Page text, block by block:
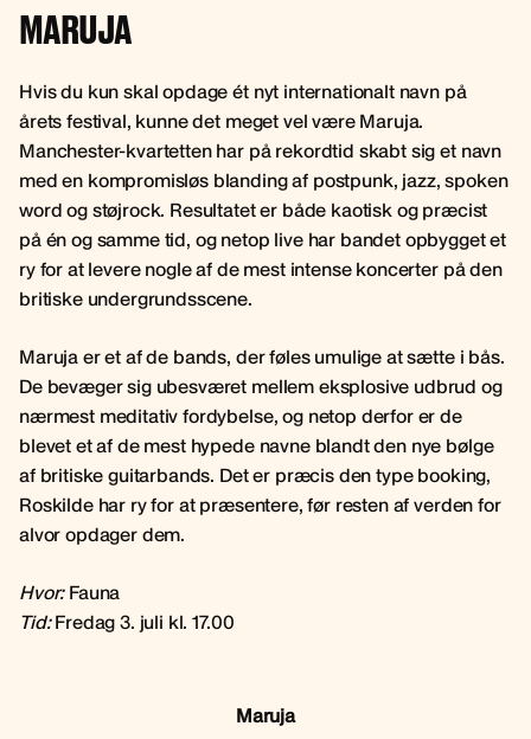
MARUJA
Hvis du kun skal opdage ét nyt internationalt navn på
årets festival, kunne det meget vel være Maruja.
Manchester-kvartetten har på rekordtid skabt sig et navn
med en kompromisløs blanding af postpunk, jazz, spoken
word og støjrock. Resultatet er både kaotisk og præcist
på én og samme tid, og netop live har bandet opbygget et
ry for at levere nogle af de mest intense koncerter på den
britiske undergrundsscene.
Maruja er et af de bands, der føles umulige at sætte i bås.
De bevæger sig ubesværet mellem eksplosive udbrud og
nærmest meditativ fordybelse, og netop derfor er de
blevet et af de mest hypede navne blandt den nye bølge
af britiske guitarbands. Det er præcis den type booking,
Roskilde har ry for at præsentere, før resten af verden for
alvor opdager dem.
Hvor:Fauna
Tid:Fredag 3. juli kl. 17.00
Maruja